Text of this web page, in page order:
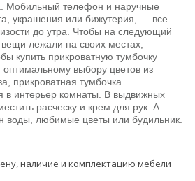
Мобильный телефон и наручные
украшения или бижутерия, — все
до утра. Чтобы на следующий
лежали на своих местах,
купить прикроватную тумбочку
выбору цветов из
прикроватная тумбочка
в интерьер комнаты. В выдвижных
расческу и крем для рук. А
воды, любимые цветы или будильник.
наличие и комплектацию мебели